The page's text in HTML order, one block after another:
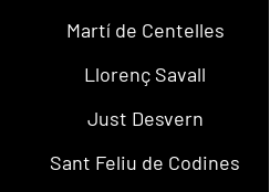
Martí de Centelles
Llorenç Savall
Just Desvern
Sant Feliu de Codines